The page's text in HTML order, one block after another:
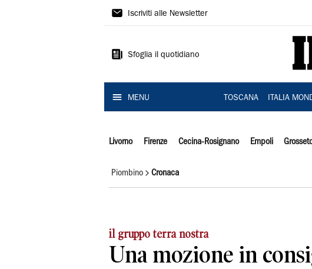
Il
Iscriviti alle Newsletter
Sfoglia il quotidiano
MENU TOSCANA ITALIA
Livorno Firenze Cecina-Rosignano Empoli
Piombino Cronaca
il gruppo terra nostra
Una mozione in